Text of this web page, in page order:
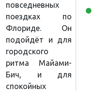
повседневных
поездках по
Флориде. Он
подойдёт и для
городского
ритма Майами-
Бич, и для
спокойных